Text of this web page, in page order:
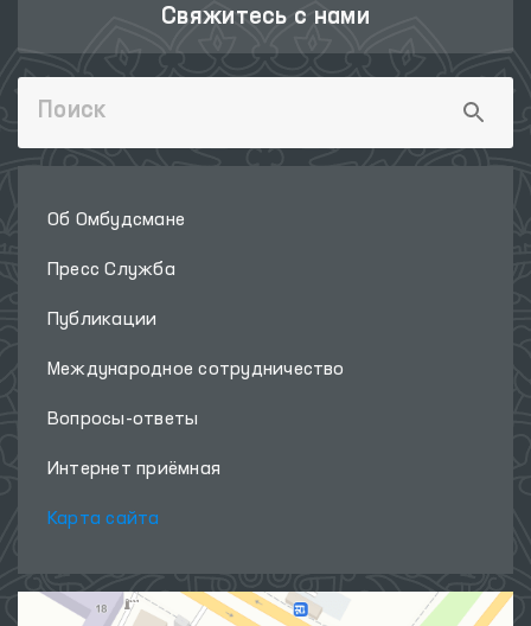
Свяжитесь с нами
Об Омбудсмане
Пресс Служба
Публикации
Международное сотрудничество
Вопросы-ответы
Интернет приёмная
Карта сайта